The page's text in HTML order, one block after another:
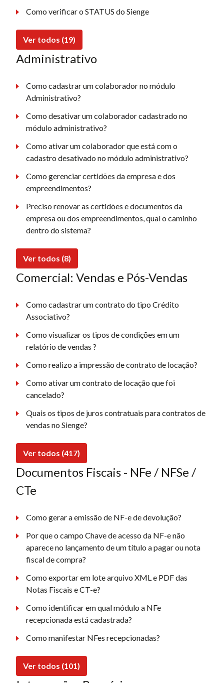
Como verificar o STATUS do Sienge
Ver todos (19)
Administrativo
Como cadastrar um colaborador no módulo
Administrativo?
Como desativar um colaborador cadastrado no
módulo administrativo?
Como ativar um colaborador que está com o
cadastro desativado no módulo administrativo?
Como gerenciar certidões da empresa e dos
empreendimentos?
Preciso renovar as certidões e documentos da
empresa ou dos empreendimentos, qual o caminho
dentro do sistema?
Ver todos (8)
Comercial: Vendas e Pós-Vendas
Como cadastrar um contrato do tipo Crédito
Associativo?
Como visualizar os tipos de condições em um
relatório de vendas ?
Como realizo a impressão de contrato de locação?
Como ativar um contrato de locação que foi
cancelado?
Quais os tipos de juros contratuais para contratos de
vendas no Sienge?
Ver todos (417)
Documentos Fiscais - NFe / NFSe /
CTe
Como gerar a emissão de NF-e de devolução?
Por que o campo Chave de acesso da NF-e não
aparece no lançamento de um título a pagar ou nota
fiscal de compra?
Como exportar em lote arquivo XML e PDF das
Notas Fiscais e CT-e?
Como identificar em qual módulo a NFe
recepcionada está cadastrada?
Como manifestar NFes recepcionadas?
Ver todos (101)